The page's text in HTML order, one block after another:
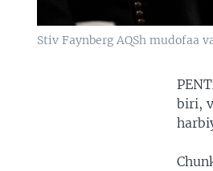
Stiv Faynberg AQSh mudofaa
biri,